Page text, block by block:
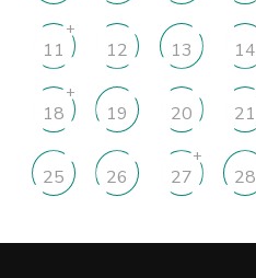
11
+
12 13 14
18
+
19 20 21
25 26 27
+
28